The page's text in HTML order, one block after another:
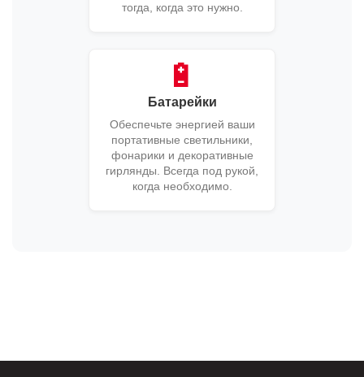
тогда, когда это нужно.
🔋
Батарейки
Обеспечьте энергией ваши
портативные светильники,
фонарики и декоративные
гирлянды. Всегда под рукой,
когда необходимо.